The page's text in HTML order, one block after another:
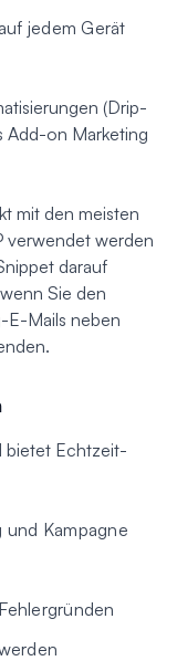
jedem Gerät
(Drip-
Add-on Marketing
mit den meisten
verwendet werden
darauf
Sie den
E-Mails neben
bietet Echtzeit-
Kampagne